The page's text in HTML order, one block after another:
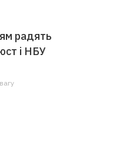
радять
і НБУ